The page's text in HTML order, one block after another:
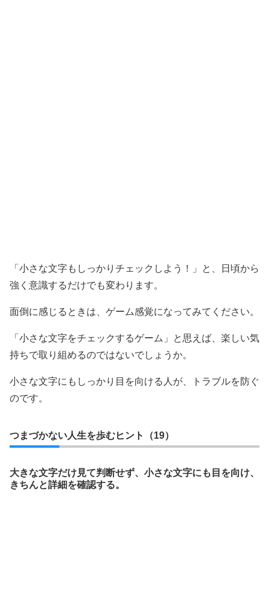
「小さな文字もしっかりチェックしよう！」と、日頃から
強く意識するだけでも変わります。
面倒に感じるときは、ゲーム感覚になってみてください。
「小さな文字をチェックするゲーム」と思えば、楽しい気
持ちで取り組めるのではないでしょうか。
小さな文字にもしっかり目を向ける人が、トラブルを防ぐ
のです。
つまづかない人生を歩むヒント（19）
大きな文字だけ見て判断せず、小さな文字にも目を向け、
きちんと詳細を確認する。